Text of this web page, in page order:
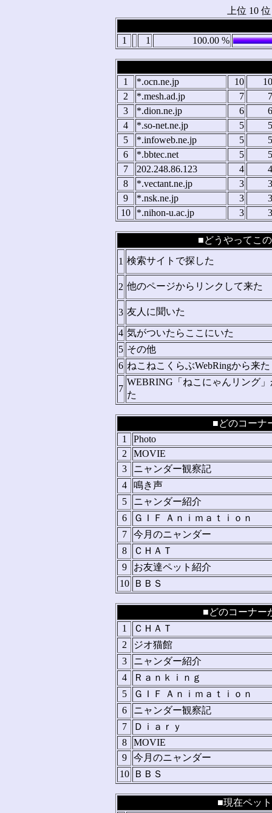
上位 10
1 1 100.00 %
1 *.ocn.ne.jp 10
2
*.mesh.ad.jp 7
3
*.dion.ne.jp 6
4
*.so-net.ne.jp 5
5
*.infoweb.ne.jp 5
6
*.bbtec.net 5
7
202.248.86.123 4
8
*.vectant.ne.jp 3
9
*.nsk.ne.jp 3
10
*.nihon-u.ac.jp 3
■どうやってこ
1 検索サイトで探した
2 他のページからリンクして来た
3 友人に聞いた
4 気がついたらここにいた
5 その他
6 ねこねこくらぶWebRingから来た
7
WEBRING「ねこにゃんリング
た
■どのコーナ
1
Photo
2
MOVIE
3
ニャンダー観察記
4
鳴き声
5
ニャンダー紹介
6
ＧＩＦ Ａｎｉｍａｔｉｏｎ
7
今月のニャンダー
8
ＣＨＡＴ
9
お友達ペット紹介
10
ＢＢＳ
■どのコーナー
1
ＣＨＡＴ
2
ジオ猫館
3
ニャンダー紹介
4
Ｒａｎｋｉｎｇ
5
ＧＩＦ Ａｎｉｍａｔｉｏｎ
6
ニャンダー観察記
7
Ｄｉａｒｙ
8
MOVIE
9
今月のニャンダー
10
ＢＢＳ
■現在ペッ